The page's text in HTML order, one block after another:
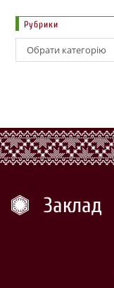
Рубрики
Обрати категорію
Заклад